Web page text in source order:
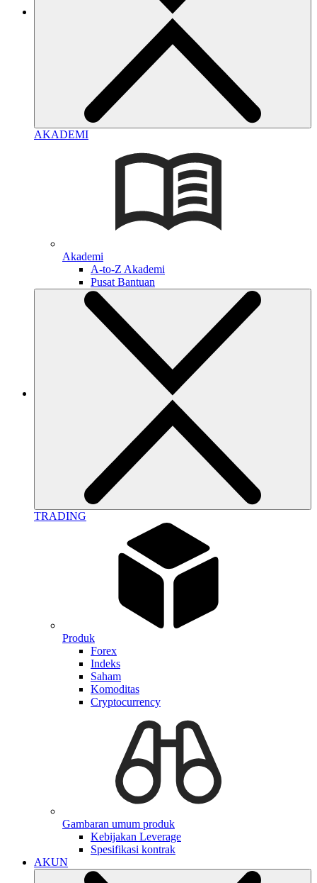
AKADEMI
Akademi
A-to-Z Akademi
Pusat Bantuan
TRADING
Produk
Forex
Indeks
Saham
Komoditas
Cryptocurrency
Gambaran umum produk
Kebijakan Leverage
Spesifikasi kontrak
AKUN